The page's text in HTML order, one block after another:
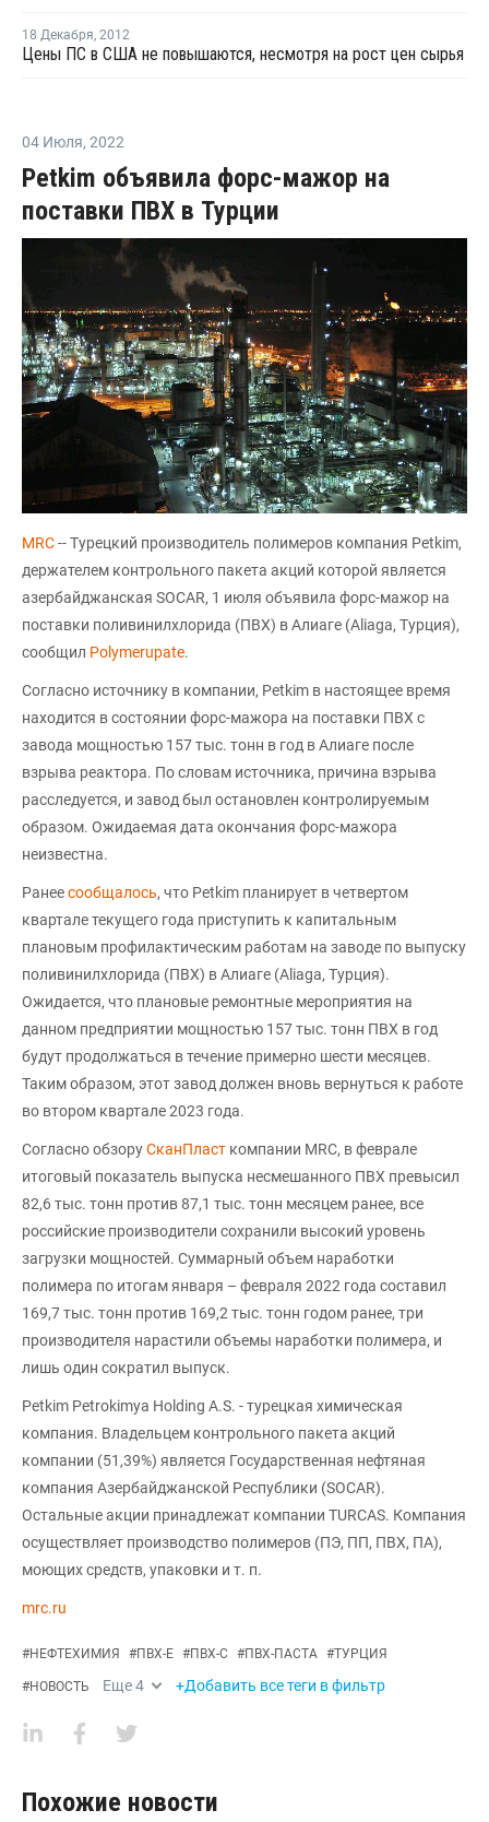
18 Декабря, 2012
Цены ПС в США не повышаются, несмотря на рост цен сырья
04 Июля, 2022
Petkim объявила форс-мажор на
поставки ПВХ в Турции
MRC-- Турецкий производитель полимеров компания Petkim,
держателем контрольного пакета акций которой является
азербайджанская SOCAR, 1 июля объявила форс-мажор на
поставки поливинилхлорида (ПВХ) в Алиаге (Aliaga, Турция),
сообщил Polymerupate.
Согласно источнику в компании, Petkim в настоящее время
находится в состоянии форс-мажора на поставки ПВХ с
завода мощностью 157 тыс. тонн в год в Алиаге после
взрыва реактора. По словам источника, причина взрыва
расследуется, и завод был остановлен контролируемым
образом. Ожидаемая дата окончания форс-мажора
неизвестна.
Ранеесообщалось, что Petkim планирует в четвертом
квартале текущего года приступить к капитальным
плановым профилактическим работам на заводе по выпуску
поливинилхлорида (ПВХ) в Алиаге (Aliaga, Турция).
Ожидается, что плановые ремонтные мероприятия на
данном предприятии мощностью 157 тыс. тонн ПВХ в год
будут продолжаться в течение примерно шести месяцев.
Таким образом, этот завод должен вновь вернуться к работе
во втором квартале 2023 года.
Согласно обзоруСканПласт компании MRC, в феврале
итоговый показатель выпуска несмешанного ПВХ превысил
82,6 тыс. тонн против 87,1 тыс. тонн месяцем ранее, все
российские производители сохранили высокий уровень
загрузки мощностей. Суммарный объем наработки
полимера по итогам января – февраля 2022 года составил
169,7 тыс. тонн против 169,2 тыс. тонн годом ранее, три
производителя нарастили объемы наработки полимера, и
лишь один сократил выпуск.
Petkim Petrokimya Holding A.S. - турецкая химическая
компания. Владельцем контрольного пакета акций
компании (51,39%) является Государственная нефтяная
компания Азербайджанской Республики (SOCAR).
Остальные акции принадлежат компании TURCAS. Компания
осуществляет производство полимеров (ПЭ, ПП, ПВХ, ПА),
моющих средств, упаковки и т. п.
mrc.ru
#НЕФТЕХИМИЯ #ПВХ-Е #ПВХ-С #ПВХ-ПАСТА #ТУРЦИЯ
#НОВОСТЬ Еще4 +Добавить все теги в фильтр
Похожие новости